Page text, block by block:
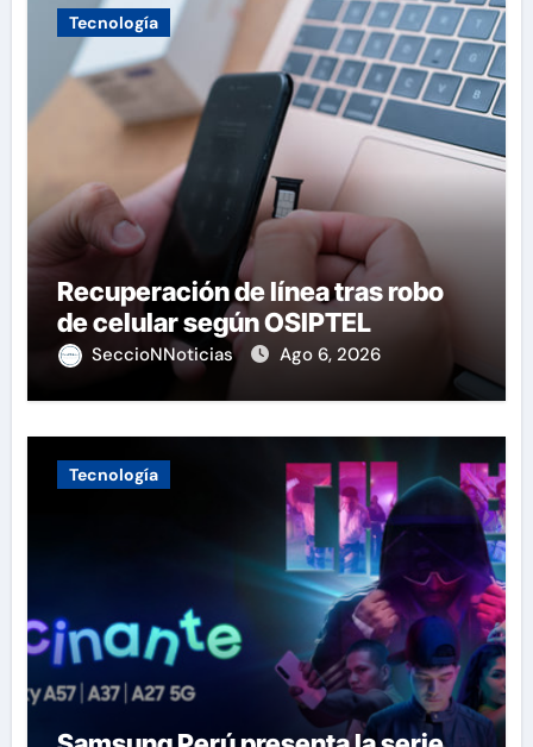
Tecnología
Recuperación de línea tras robo
de celular según OSIPTEL
SeccioNNoticias Ago 6, 2026
Tecnología